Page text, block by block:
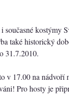
současné kostýmy
také historický
31.7.2010.
v 17.00 na nádvoří
Pro hosty je